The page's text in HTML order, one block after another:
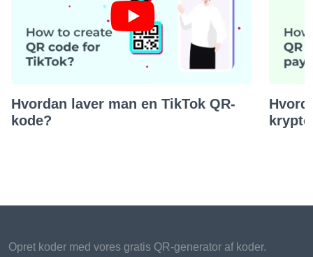
Hvordan laver man en TikTok QR-
kode?
Opret koder med vores gratis QR-generator af koder.